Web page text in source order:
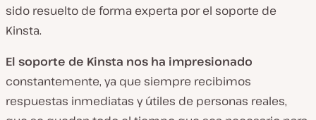
sido resuelto de forma experta por el soporte de
Kinsta.
El soporte de Kinsta nos ha impresionado
constantemente, ya que siempre recibimos
respuestas inmediatas y útiles de personas reales,